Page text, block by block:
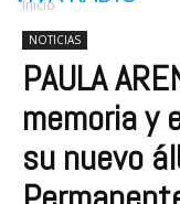
Inicio
NOTICIAS
PAULA
memoria y
su nuevo